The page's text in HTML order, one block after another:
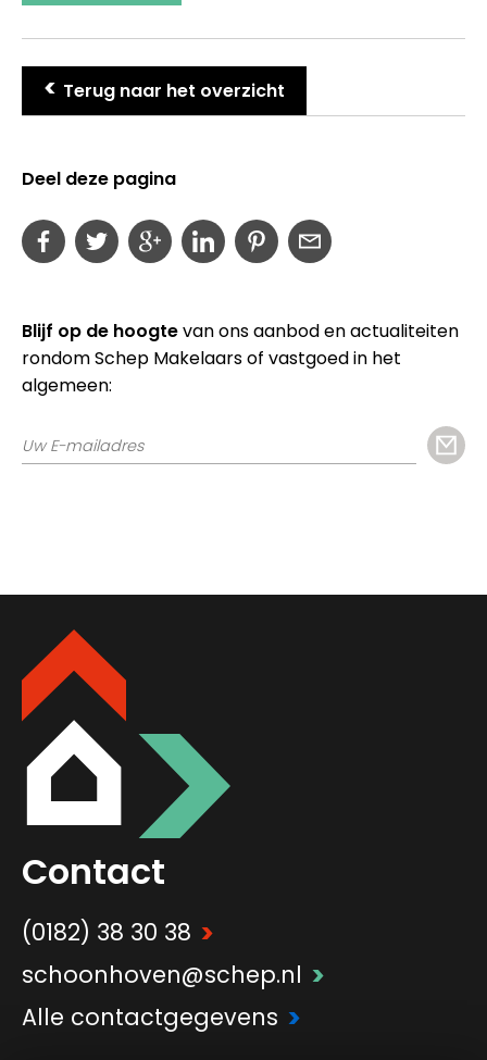
> Terug naar het overzicht
Deel deze pagina
Blijf op de hoogtevan ons aanbod en actualiteiten
rondom Schep Makelaars of vastgoed in het
algemeen:
Contact
(0182) 38 30 38 >
schoonhoven@schep.nl >
Alle contactgegevens >